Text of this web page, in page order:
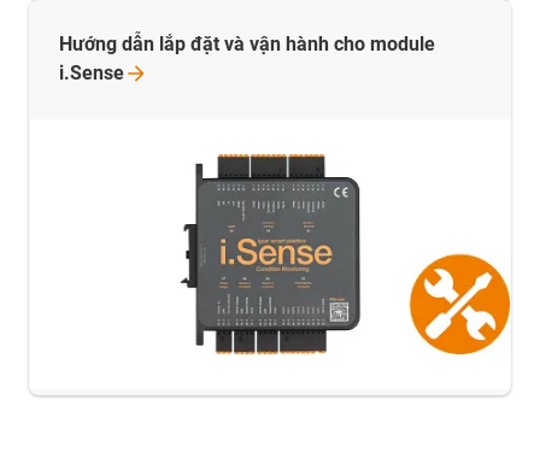
Hướng dẫn lắp đặt và vận hành cho module
i.Sense